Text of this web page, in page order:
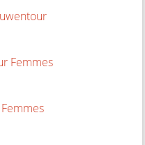
Femmes